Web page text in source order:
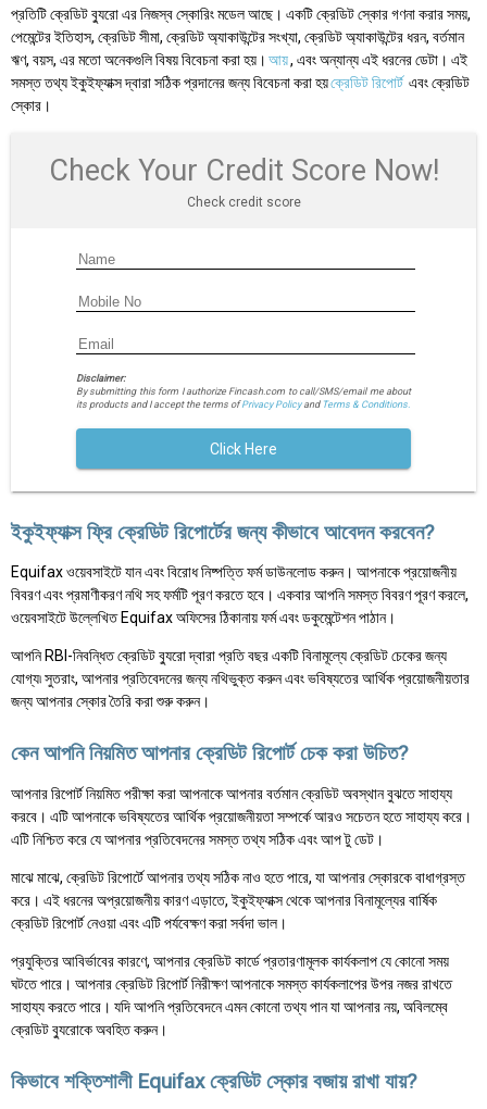
প্রতিটি ক্রেডিট ব্যুরো এর নিজস্ব স্কোরিং মডেল আছে। একটি ক্রেডিট স্কোর গণনা করার সময়,
পেমেন্টের ইতিহাস, ক্রেডিট সীমা, ক্রেডিট অ্যাকাউন্টের সংখ্যা, ক্রেডিট অ্যাকাউন্টের ধরন, বর্তমান
ঋণ, বয়স, এর মতো অনেকগুলি বিষয় বিবেচনা করা হয়। আয়, এবং অন্যান্য এই ধরনের ডেটা। এই
সমস্ত তথ্য ইকুইফ্যাক্স দ্বারা সঠিক প্রদানের জন্য বিবেচনা করা হয়ক্রেডিট রিপোর্ট এবং ক্রেডিট
স্কোর।
Check Your Credit Score Now!
Check credit score
Disclaimer:
By submitting this form I authorize Fincash.com to call/SMS/email me about
its products and I accept the terms ofPrivacy Policyand Terms & Conditions.
Click Here
ইকুইফ্যাক্স ফ্রি ক্রেডিট রিপোর্টের জন্য কীভাবে আবেদন করবেন?
Equifax ওয়েবসাইটে যান এবং বিরোধ নিষ্পত্তি ফর্ম ডাউনলোড করুন। আপনাকে প্রয়োজনীয়
বিবরণ এবং প্রমাণীকরণ নথি সহ ফর্মটি পূরণ করতে হবে। একবার আপনি সমস্ত বিবরণ পূরণ করলে,
ওয়েবসাইটে উল্লেখিত Equifax অফিসের ঠিকানায় ফর্ম এবং ডকুমেন্টেশন পাঠান।
আপনি RBI-নিবন্ধিত ক্রেডিট ব্যুরো দ্বারা প্রতি বছর একটি বিনামূল্যে ক্রেডিট চেকের জন্য
যোগ্য৷ সুতরাং, আপনার প্রতিবেদনের জন্য নথিভুক্ত করুন এবং ভবিষ্যতের আর্থিক প্রয়োজনীয়তার
জন্য আপনার স্কোর তৈরি করা শুরু করুন।
কেন আপনি নিয়মিত আপনার ক্রেডিট রিপোর্ট চেক করা উচিত?
আপনার রিপোর্ট নিয়মিত পরীক্ষা করা আপনাকে আপনার বর্তমান ক্রেডিট অবস্থান বুঝতে সাহায্য
করবে। এটি আপনাকে ভবিষ্যতের আর্থিক প্রয়োজনীয়তা সম্পর্কে আরও সচেতন হতে সাহায্য করে।
এটি নিশ্চিত করে যে আপনার প্রতিবেদনের সমস্ত তথ্য সঠিক এবং আপ টু ডেট।
মাঝে মাঝে, ক্রেডিট রিপোর্টে আপনার তথ্য সঠিক নাও হতে পারে, যা আপনার স্কোরকে বাধাগ্রস্ত
করে। এই ধরনের অপ্রয়োজনীয় কারণ এড়াতে, ইকুইফ্যাক্স থেকে আপনার বিনামূল্যের বার্ষিক
ক্রেডিট রিপোর্ট নেওয়া এবং এটি পর্যবেক্ষণ করা সর্বদা ভাল।
প্রযুক্তির আবির্ভাবের কারণে, আপনার ক্রেডিট কার্ডে প্রতারণামূলক কার্যকলাপ যে কোনো সময়
ঘটতে পারে। আপনার ক্রেডিট রিপোর্ট নিরীক্ষণ আপনাকে সমস্ত কার্যকলাপের উপর নজর রাখতে
সাহায্য করতে পারে। যদি আপনি প্রতিবেদনে এমন কোনো তথ্য পান যা আপনার নয়, অবিলম্বে
ক্রেডিট ব্যুরোকে অবহিত করুন।
কিভাবে শক্তিশালী Equifax ক্রেডিট স্কোর বজায় রাখা যায়?